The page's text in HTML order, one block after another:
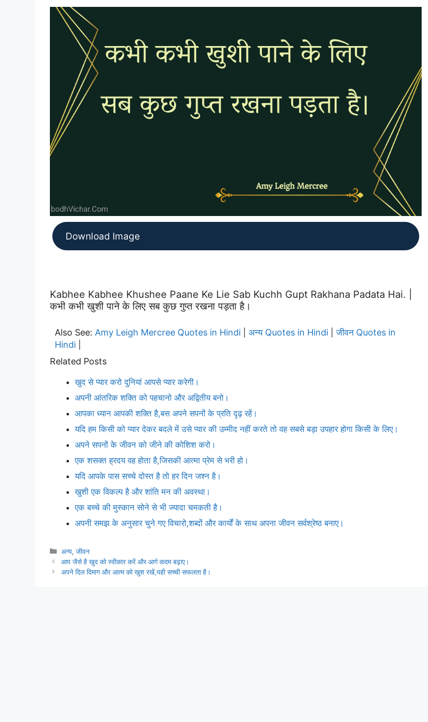
Download Image
Kabhee Kabhee Khushee Paane Ke Lie Sab Kuchh Gupt Rakhana Padata Hai. |
कभी कभी खुशी पाने के लिए सब कुछ गुप्त रखना पड़ता है।
Also See: Amy Leigh Mercree Quotes in Hindi अन्य Quotes in Hindi |जीवन Quotes in
Hindi
Related Posts
खुद से प्यार करो दुनियां आपसे प्यार करेगी।
अपनी आंतरिक शक्ति को पहचानो और अद्वितीय बनो।
आपका ध्यान आपकी शक्ति है,बस अपने सपनों के प्रति दृढ़ रहें।
यदि हम किसी को प्यार देकर बदले में उसे प्यार की उम्मीद नहीं करते तो वह सबसे बड़ा उपहार होगा किसी के लिए।
अपने सपनों के जीवन को जीने की कोशिश करो।
एक शसक्त ह्रदय वह होता है,जिसकी आत्मा प्रेम से भरी हो।
यदि आपके पास सच्चे दोस्त है तो हर दिन जश्न है।
खुशी एक विकल्प है और शांति मन की अवस्था।
एक बच्चे की मुस्कान सोने से भी ज्यादा चमकती है।
अपनी समझ के अनुसार चुने गए विचारो,शब्दों और कार्यों के साथ अपना जीवन सर्वश्रेष्ठ बनाए।
Categories
अन्य,जीवन
आप जैसे है खुद को स्वीकार करें और आगे कदम बढ़ाए।
अपने दिल दिमाग और आत्म को खुश रखें,यही सच्ची सफलता है।